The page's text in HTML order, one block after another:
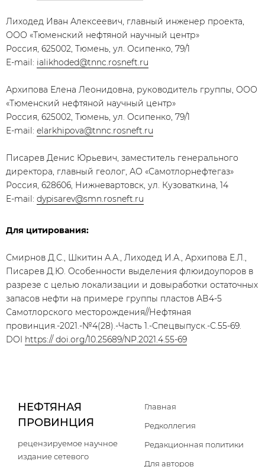
Лиходед Иван Алексеевич, главный инженер проекта,
ООО «Тюменский нефтяной научный центр»
Россия, 625002, Тюмень, ул. Осипенко, 79/1
E-mail: ialikhoded@tnnc.rosneft.ru
Архипова Елена Леонидовна, руководитель группы, ООО
«Тюменский нефтяной научный центр»
Россия, 625002, Тюмень, ул. Осипенко, 79/1
E-mail: elarkhipova@tnnc.rosneft.ru
Писарев Денис Юрьевич, заместитель генерального
директора, главный геолог, АО «Самотлорнефтегаз»
Россия, 628606, Нижневартовск, ул. Кузоваткина, 14
E-mail: dypisarev@smn.rosneft.ru
Для цитирования:
Смирнов Д.С., Шкитин А.А., Лиходед И.А., Архипова Е.Л.,
Писарев Д.Ю. Особенности выделения флюидоупоров в
разрезе с целью локализации и довыработки остаточных
запасов нефти на примере группы пластов АВ4-5
Самотлорского месторождения//Нефтяная
провинция.-2021.-№4(28).-Часть 1.-Спецвыпуск.-С.55-69.
DOI https:// doi.org/10.25689/NP.2021.4.55-69
НЕФТЯНАЯ
ПРОВИНЦИЯ
рецензируемое научное
издание сетевого
Главная
Редколлегия
Редакционная политики
Для авторов